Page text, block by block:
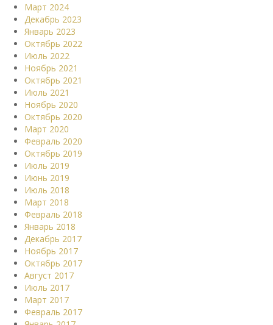
Март 2024
Декабрь 2023
Январь 2023
Октябрь 2022
Июль 2022
Ноябрь 2021
Октябрь 2021
Июль 2021
Ноябрь 2020
Октябрь 2020
Март 2020
Февраль 2020
Октябрь 2019
Июль 2019
Июнь 2019
Июль 2018
Март 2018
Февраль 2018
Январь 2018
Декабрь 2017
Ноябрь 2017
Октябрь 2017
Август 2017
Июль 2017
Март 2017
Февраль 2017